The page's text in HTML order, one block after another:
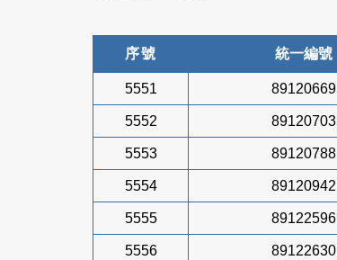
序號 統一編號
5551 89120669
5552 89120703
5553 89120788
5554 89120942
5555 89122596
5556 89122630